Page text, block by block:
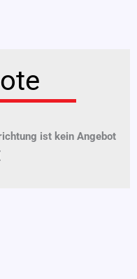
ist kein Angebot